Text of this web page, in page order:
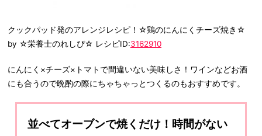
クックパッド発のアレンジレシピ！☆鶏のにんにくチーズ焼き☆
by ☆栄養士のれしぴ☆ レシピID:3162910
にんにく×チーズ×トマトで間違いない美味しさ！ワインなどお酒
にも合うので晩酌の際にちゃちゃっとつくるのもおすすめです。
並べてオーブンで焼くだけ！時間がない